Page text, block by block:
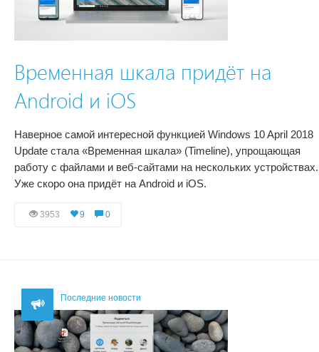
Временная шкала придёт на
Android и iOS
Наверное самой интересной функцией Windows 10 April 2018
Update стала «Временная шкала» (Timeline), упрощающая
работу с файлами и веб-сайтами на нескольких устройствах.
Уже скоро она придёт на Android и iOS.
3953 9 0
Последние новости